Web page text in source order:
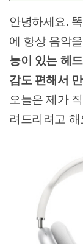
안녕하세요.
에 항상 음악
능이 있는 헤
감도 편해서
오늘은 제가
려드리려고 해